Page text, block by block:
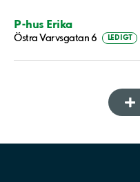
P-hus Erika
Östra Varvsgatan 6 LEDIGT